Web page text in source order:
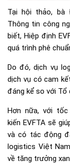
Tại hội thảo, bà
Thông tin công
biết, Hiệp định
quá trình phê
Do đó, dịch vụ
dịch vụ có cam
đáng kể so với Tổ
Hơn nữa, với
kiến EVFTA sẽ
và có tác động
logistics Việt
về tăng trưởng